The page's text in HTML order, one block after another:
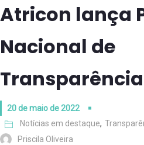
Atricon lança
Nacional de
Transparência
20 de maio de 2022
Notícias em destaque,
Priscila Oliveira